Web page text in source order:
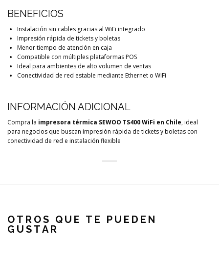
BENEFICIOS
Instalación sin cables gracias al WiFi integrado
Impresión rápida de tickets y boletas
Menor tiempo de atención en caja
Compatible con múltiples plataformas POS
Ideal para ambientes de alto volumen de ventas
Conectividad de red estable mediante Ethernet o WiFi
INFORMACIÓN ADICIONAL
Compra la impresora térmica SEWOO TS400 WiFi en Chile, ideal
para negocios que buscan impresión rápida de tickets y boletas con
conectividad de red e instalación flexible
OTROS QUE TE PUEDEN
GUSTAR